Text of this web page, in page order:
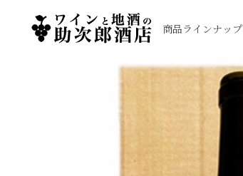
商品ラインナップ